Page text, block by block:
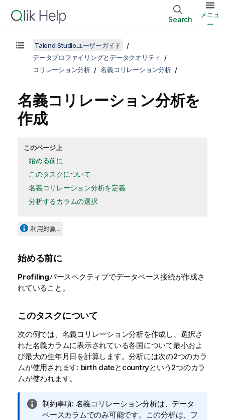
Search
メニュ
ー
Talend Studioユーザーガイド
データプロファイリングとデータクオリティ
コリレーション分析
名義コリレーション分析
名義コリレーション分析を
作成
このページ上
始める前に
このタスクについて
名義コリレーション分析を定義
分析するカラムの選択
利用対象...
始める前に
Profilingパースペクティブでデータベース接続が作成さ
れていること。
このタスクについて
次の例では、名義コリレーション分析を作成し、選択さ
れた名義カラムに表示されている各国について最小およ
び最大の生年月日を計算します。分析には次の2つのカラ
ムが使用されます: birth dateとcountryという2つのカラ
ムが使われます。
情
報
制約事項: 名義コリレーション分析は、データ
ベースカラムでのみ可能です。この分析は、フ